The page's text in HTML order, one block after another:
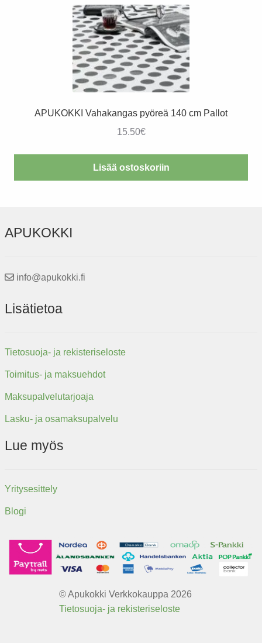
APUKOKKI Vahakangas pyöreä 140 cm Pallot
15.50€
Lisää ostoskoriin
APUKOKKI
info@apukokki.fi
Lisätietoa
Tietosuoja- ja rekisteriseloste
Toimitus- ja maksuehdot
Maksupalvelutarjoaja
Lasku- ja osamaksupalvelu
Lue myös
Yritysesittely
Blogi
© Apukokki Verkkokauppa 2026
Tietosuoja- ja rekisteriseloste